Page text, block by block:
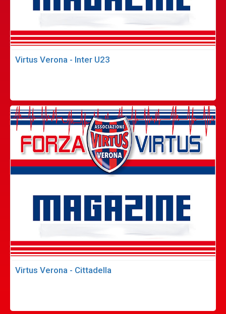
Virtus Verona - Inter U23
Virtus Verona - Cittadella